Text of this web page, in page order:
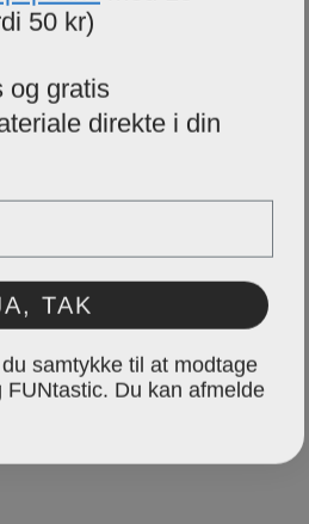
50 kr)
gratis
direkte i din
TAK
samtykke til at modtage
Du kan afmelde